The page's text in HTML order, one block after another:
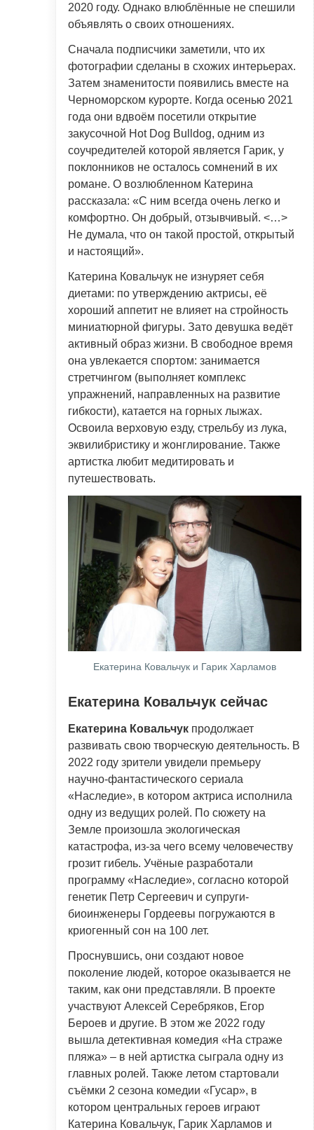
2020 году. Однако влюблённые не спешили
объявлять о своих отношениях.
Сначала подписчики заметили, что их
фотографии сделаны в схожих интерьерах.
Затем знаменитости появились вместе на
Черноморском курорте. Когда осенью 2021
года они вдвоём посетили открытие
закусочной Hot Dog Bulldog, одним из
соучредителей которой является Гарик, у
поклонников не осталось сомнений в их
романе. О возлюбленном Катерина
рассказала: «С ним всегда очень легко и
комфортно. Он добрый, отзывчивый. <…>
Не думала, что он такой простой, открытый
и настоящий».
Катерина Ковальчук не изнуряет себя
диетами: по утверждению актрисы, её
хороший аппетит не влияет на стройность
миниатюрной фигуры. Зато девушка ведёт
активный образ жизни. В свободное время
она увлекается спортом: занимается
стретчингом (выполняет комплекс
упражнений, направленных на развитие
гибкости), катается на горных лыжах.
Освоила верховую езду, стрельбу из лука,
эквилибристику и жонглирование. Также
артистка любит медитировать и
путешествовать.
Екатерина Ковальчук и Гарик Харламов
Екатерина Ковальчук сейчас
Екатерина Ковальчук продолжает
развивать свою творческую деятельность. В
2022 году зрители увидели премьеру
научно-фантастического сериала
«Наследие», в котором актриса исполнила
одну из ведущих ролей. По сюжету на
Земле произошла экологическая
катастрофа, из-за чего всему человечеству
грозит гибель. Учёные разработали
программу «Наследие», согласно которой
генетик Петр Сергеевич и супруги-
биоинженеры Гордеевы погружаются в
криогенный сон на 100 лет.
Проснувшись, они создают новое
поколение людей, которое оказывается не
таким, как они представляли. В проекте
участвуют Алексей Серебряков, Егор
Бероев и другие. В этом же 2022 году
вышла детективная комедия «На страже
пляжа» – в ней артистка сыграла одну из
главных ролей. Также летом стартовали
съёмки 2 сезона комедии «Гусар», в
котором центральных героев играют
Катерина Ковальчук, Гарик Харламов и